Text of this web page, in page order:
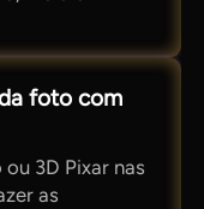
foto com
3D Pixar nas
as